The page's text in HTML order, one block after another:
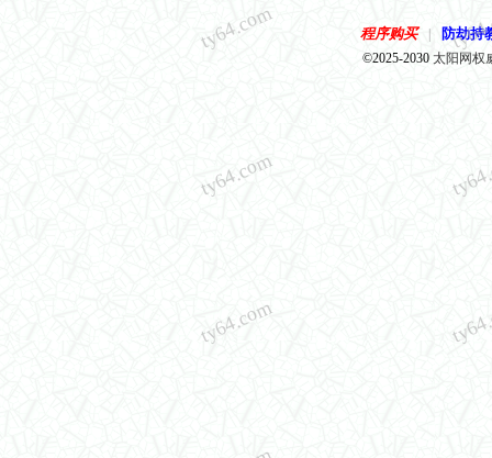
程序购买 防劫持
©2025-2030太阳网权
ty64.com
ty64.com
ty64.com